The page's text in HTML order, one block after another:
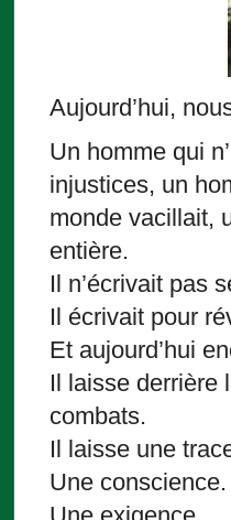
Aujourd’hui,
Un homme qui
injustices, un
monde vacillait,
entière.
Il n’écrivait pas
Il écrivait pour
Et aujourd’hui
Il laisse derrière
combats.
Il laisse une
Une conscience.